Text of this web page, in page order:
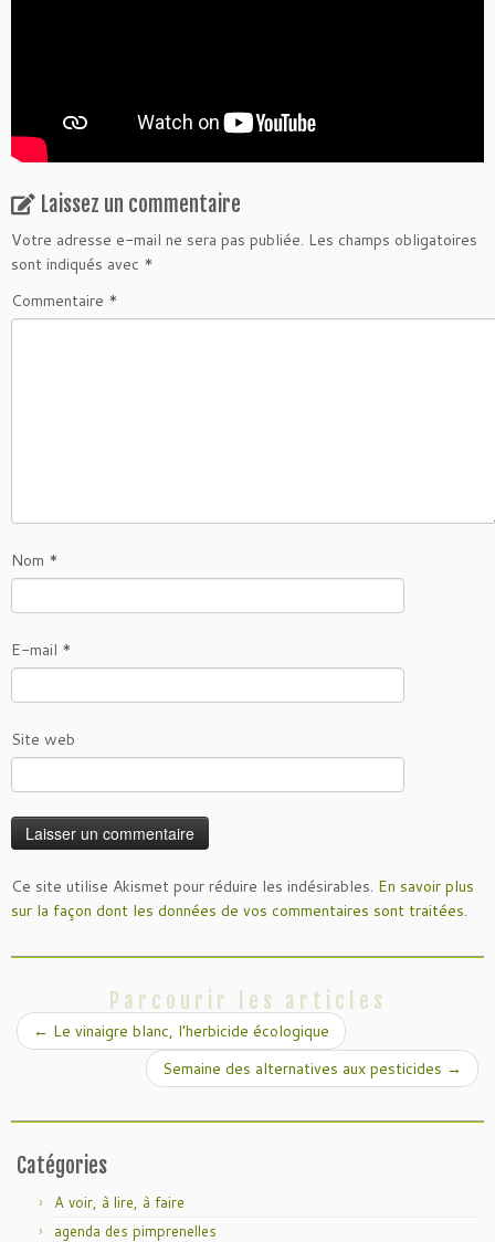
Laissez un commentaire
Votre adresse e-mail ne sera pas publiée. Les champs obligatoires
sont indiqués avec *
Commentaire *
Nom *
E-mail *
Site web
Ce site utilise Akismet pour réduire les indésirables. En savoir plus
sur la façon dont les données de vos commentaires sont traitées.
Parcourir les articles
← Le vinaigre blanc, l’herbicide écologique
Semaine des alternatives aux pesticides →
Catégories
A voir, à lire, à faire
agenda des pimprenelles